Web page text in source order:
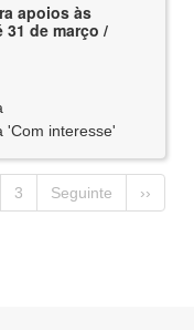
apoios às
de março /
'Com interesse'
3 Seguinte ››